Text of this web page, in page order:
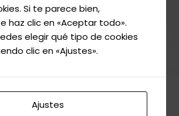
Si te parece bien,
haz clic en «Aceptar todo».
elegir qué tipo de cookies
clic en «Ajustes».
Ajustes